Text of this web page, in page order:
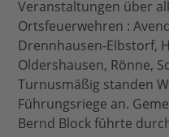
Veranstaltungen über
Ortsfeuerwehren :
Drennhausen-Elbstorf,
Oldershausen, Rönne,
Turnusmäßig standen
Führungsriege an.
Bernd Block führte